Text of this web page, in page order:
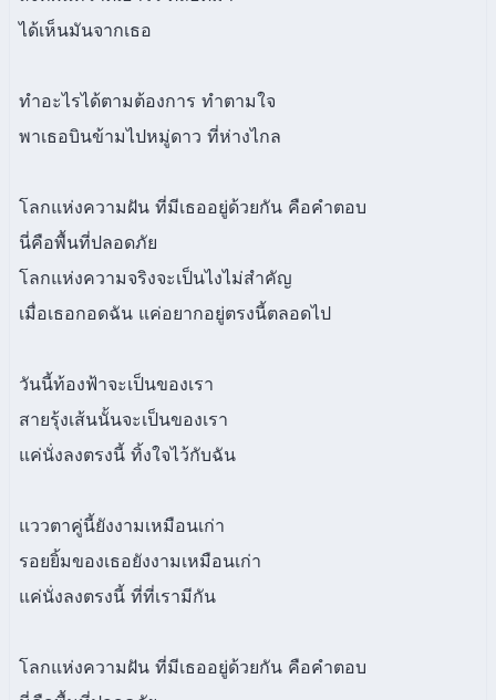
ได้เห็นมันจากเธอ
ทำอะไรได้ตามต้องการ ทำตามใจ
พาเธอบินข้ามไปหมู่ดาว ที่ห่างไกล
โลกแห่งความฝัน ที่มีเธออยู่ด้วยกัน คือคำตอบ
นี่คือพื้นที่ปลอดภัย
โลกแห่งความจริงจะเป็นไงไม่สำคัญ
เมื่อเธอกอดฉัน แค่อยากอยู่ตรงนี้ตลอดไป
วันนี้ท้องฟ้าจะเป็นของเรา
สายรุ้งเส้นนั้นจะเป็นของเรา
แค่นั่งลงตรงนี้ ทิ้งใจไว้กับฉัน
แววตาคู่นี้ยังงามเหมือนเก่า
รอยยิ้มของเธอยังงามเหมือนเก่า
แค่นั่งลงตรงนี้ ที่ที่เรามีกัน
โลกแห่งความฝัน ที่มีเธออยู่ด้วยกัน คือคำตอบ